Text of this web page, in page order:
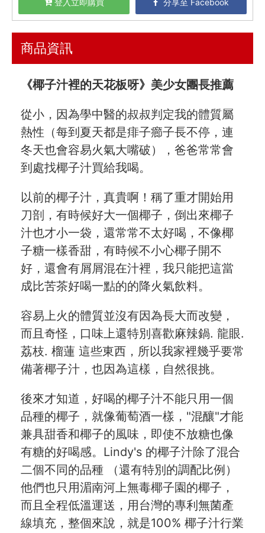
登入立即購買 分享至 Facebook
商品資訊
《椰子汁裡的天花板呀》美少女團長推薦
從小，因為學中醫的叔叔判定我的體質屬
熱性（每到夏天都是痱子癤子長不停，連
冬天也會容易火氣大嘴破），爸爸常常會
到處找椰子汁買給我喝。
以前的椰子汁，真貴啊！稱了重才開始用
刀剖，有時候好大一個椰子，倒出來椰子
汁也才小一袋，還常常不太好喝，不像椰
子糖一樣香甜，有時候不小心椰子開不
好，還會有屑屑混在汁裡，我只能把這當
成比苦茶好喝一點的的降火氣飲料。
容易上火的體質並沒有因為長大而改變，
而且奇怪，口味上還特別喜歡麻辣鍋. 龍眼.
荔枝. 榴蓮 這些東西，所以我家裡幾乎要常
備著椰子汁，也因為這樣，自然很挑。
後來才知道，好喝的椰子汁不能只用一個
品種的椰子，就像葡萄酒一樣，"混釀"才能
兼具甜香和椰子的風味，即使不放糖也像
有糖的好喝感。Lindy's 的椰子汁除了混合
二個不同的品種 （還有特別的調配比例）
他們也只用湄南河上無毒椰子園的椰子，
而且全程低溫運送，用台灣的專利無菌產
線填充，整個來說，就是100% 椰子汁行業